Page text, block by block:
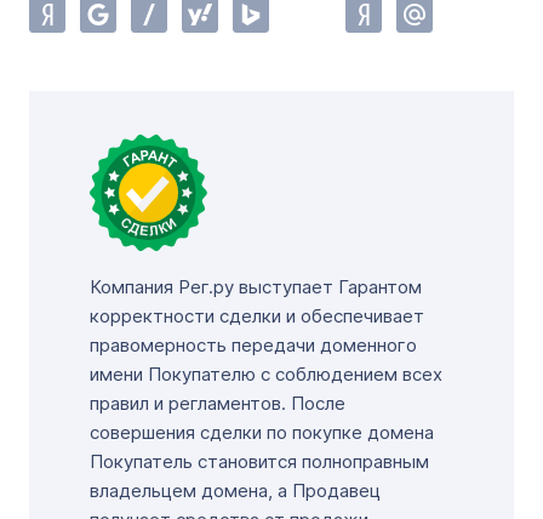
Компания Рег.ру выступает Гарантом
корректности сделки и обеспечивает
правомерность передачи доменного
имени Покупателю с соблюдением всех
правил и регламентов. После
совершения сделки по покупке домена
Покупатель становится полноправным
владельцем домена, а Продавец